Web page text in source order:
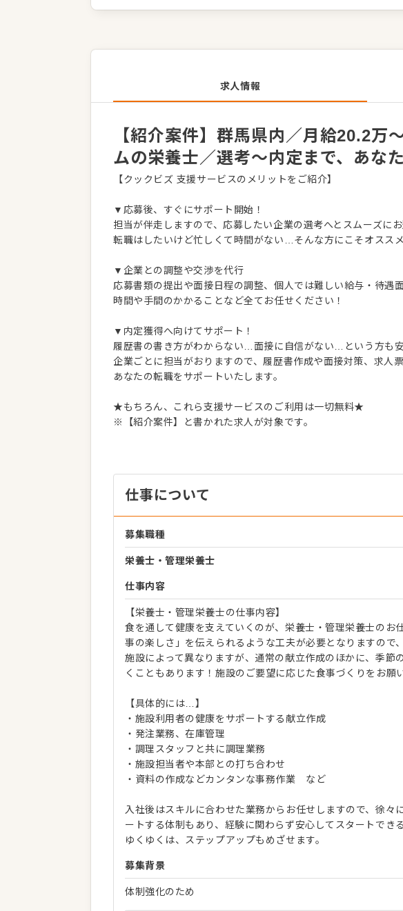
求人情報
【紹介案件】群馬県内／月給20.2万
ムの栄養士／選考～内定まで、あな
【クックビズ 支援サービスのメリットをご紹介】
▼応募後、すぐにサポート開始！
担当が伴走しますので、応募したい企業の選考へとスムーズにお
転職はしたいけど忙しくて時間がない…そんな方にこそオススメ
▼企業との調整や交渉を代行
応募書類の提出や面接日程の調整、個人では難しい給与・待遇
時間や手間のかかることなど全てお任せください！
▼内定獲得へ向けてサポート！
履歴書の書き方がわからない…面接に自信がない…という方も安
企業ごとに担当がおりますので、履歴書作成や面接対策、求人
あなたの転職をサポートいたします。
★もちろん、これら支援サービスのご利用は一切無料★
※【紹介案件】と書かれた求人が対象です。
仕事について
募集職種
栄養士・管理栄養士
仕事内容
【栄養士・管理栄養士の仕事内容】
食を通して健康を支えていくのが、栄養士・管理栄養士のお
事の楽しさ」を伝えられるような工夫が必要となりますので
施設によって異なりますが、通常の献立作成のほかに、季節
くこともあります！施設のご要望に応じた食事づくりをお願
【具体的には…】
・施設利用者の健康をサポートする献立作成
・発注業務、在庫管理
・調理スタッフと共に調理業務
・施設担当者や本部との打ち合わせ
・資料の作成などカンタンな事務作業 など
入社後はスキルに合わせた業務からお任せしますので、徐々
ートする体制もあり、経験に関わらず安心してスタートでき
ゆくゆくは、ステップアップもめざせます。
募集背景
体制強化のため